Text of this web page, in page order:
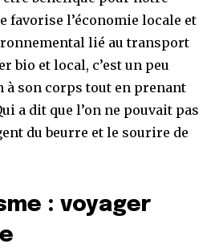
favorise l’économie locale et
lié au transport
bio et local, c’est un peu
à son corps tout en prenant
a dit que l’on ne pouvait pas
du beurre et le sourire de
: voyager